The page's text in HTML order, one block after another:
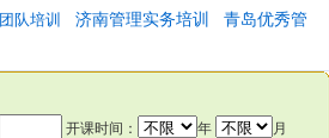
队培训 济南管理实务培训
青岛优秀管
开课时间： 年 月